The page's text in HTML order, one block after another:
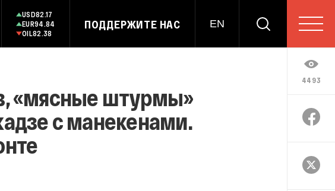
USD82.17
EUR94.84
OIL82.38
ПОДДЕРЖИТЕ НАС EN
4493
«мясные штурмы»
с манекенами.